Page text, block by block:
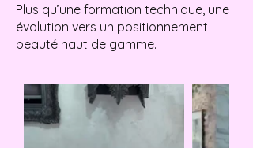
Plus qu’une formation technique, une
évolution vers un positionnement
beauté haut de gamme.